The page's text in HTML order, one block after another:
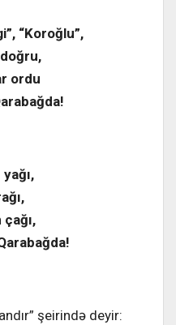
“Koroğlu”,
ordu
şeirində deyir: